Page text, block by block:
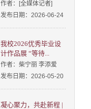
作者：[全媒体记者]
发布日期：2026-06-24
我校2026优秀毕业设
计作品展 “等待...
作者：柴宁丽 李添爱
发布日期：2026-05-20
凝心聚力，共赴新程 |